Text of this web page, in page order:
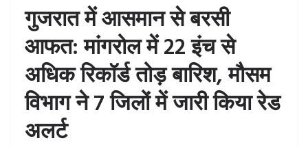
गुजरात में आसमान से बरसी
आफत: मांगरोल में 22 इंच से
अधिक रिकॉर्ड तोड़ बारिश, मौसम
विभाग ने 7 जिलों में जारी किया रेड
अलर्ट